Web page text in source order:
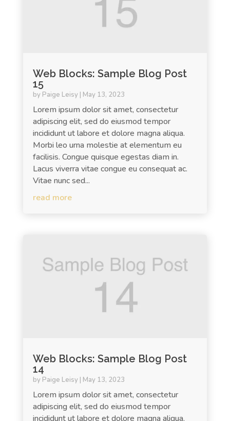
Web Blocks: Sample Blog Post
15
by Paige Leisy| May 13, 2023
Lorem ipsum dolor sit amet, consectetur
adipiscing elit, sed do eiusmod tempor
incididunt ut labore et dolore magna aliqua.
Morbi leo urna molestie at elementum eu
facilisis. Congue quisque egestas diam in.
Lacus viverra vitae congue eu consequat ac.
Vitae nunc sed...
read more
Web Blocks: Sample Blog Post
14
by Paige Leisy| May 13, 2023
Lorem ipsum dolor sit amet, consectetur
adipiscing elit, sed do eiusmod tempor
incididunt ut labore et dolore magna aliqua.